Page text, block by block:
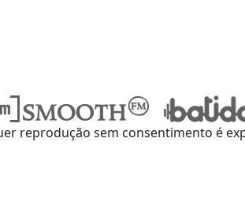
reprodução sem consentimento é